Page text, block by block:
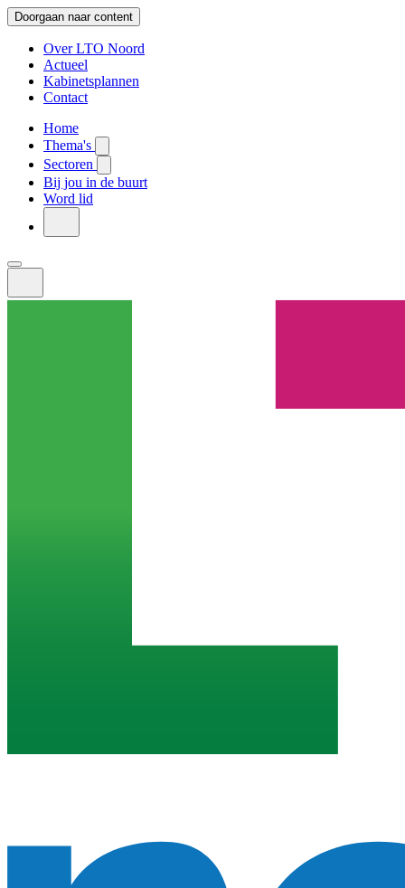
Doorgaan naar content
Over LTO Noord
Actueel
Kabinetsplannen
Contact
Home
Thema's
Sectoren
Bij jou in de buurt
Word lid